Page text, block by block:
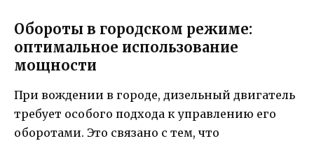
Обороты в городском режиме:
оптимальное использование
мощности
При вождении в городе, дизельный двигатель
требует особого подхода к управлению его
оборотами. Это связано с тем, что